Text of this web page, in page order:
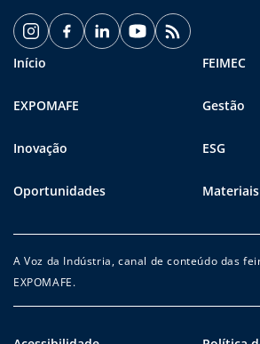
Início FEIMEC
EXPOMAFE Gestão
Inovação ESG
Oportunidades
A Voz da Indústria, canal de conteúdo das
EXPOMAFE.